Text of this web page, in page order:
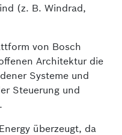
(z. B. Windrad,
von Bosch
Architektur die
Systeme und
Steuerung und
überzeugt, da